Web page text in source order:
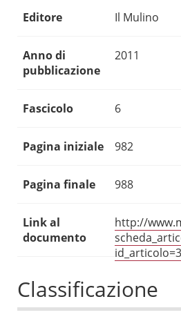
Editore Il Mulino
Anno di
pubblicazione
2011
Fascicolo 6
Pagina iniziale 982
Pagina finale 988
Link al
documento
http://
Classificazione